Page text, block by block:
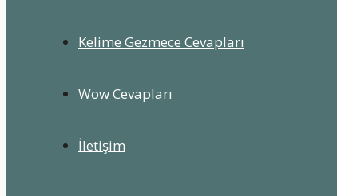
Kelime Gezmece Cevapları
Wow Cevapları
İletişim